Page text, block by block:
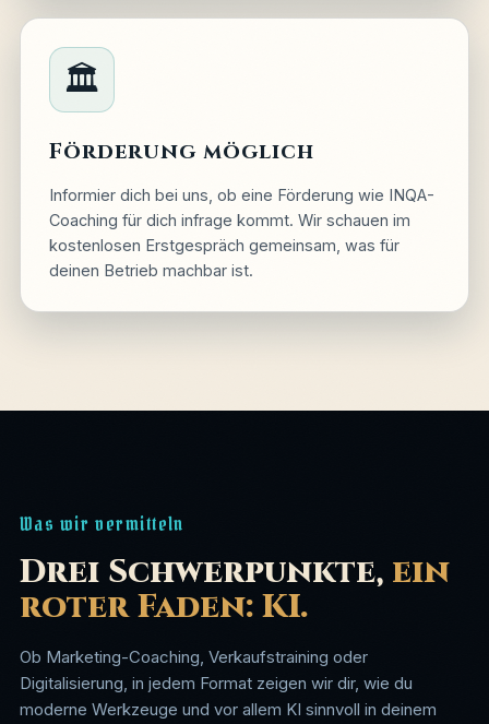
🏛️
Förderung möglich
Informier dich bei uns, ob eine Förderung wie INQA-
Coaching für dich infrage kommt. Wir schauen im
kostenlosen Erstgespräch gemeinsam, was für
deinen Betrieb machbar ist.
Was wir vermitteln
Drei Schwerpunkte, ein
roter Faden: KI.
Ob Marketing-Coaching, Verkaufstraining oder
Digitalisierung, in jedem Format zeigen wir dir, wie du
moderne Werkzeuge und vor allem KI sinnvoll in deinem